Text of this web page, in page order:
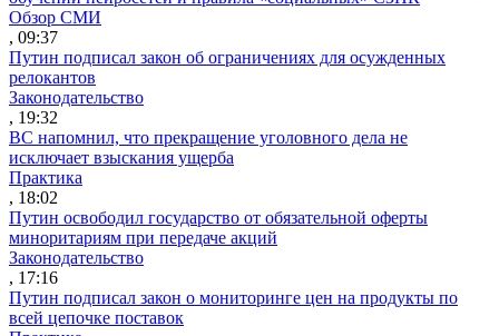
Обзор СМИ
, 09:37
Путин подписал закон об ограничениях для осужденных
релокантов
Законодательство
, 19:32
ВС напомнил, что прекращение уголовного дела не
исключает взыскания ущерба
Практика
, 18:02
Путин освободил государство от обязательной оферты
миноритариям при передаче акций
Законодательство
, 17:16
Путин подписал закон о мониторинге цен на продукты по
всей цепочке поставок